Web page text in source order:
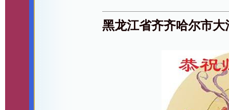
黑龙江省齐齐哈尔市